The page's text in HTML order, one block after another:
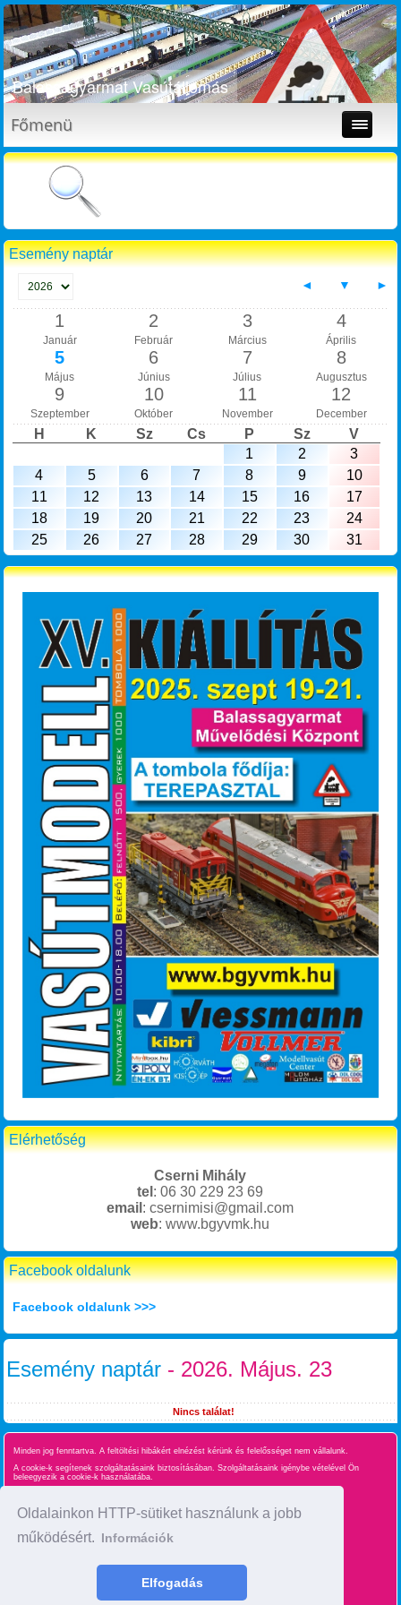
Oldalainkon HTTP-sütiket használunk a jobb
működésért. Információk
Elfogadás
Balassagyarmat Vasútállomás
Főmenü
Esemény naptár
◄ ▼ ►
1
Január
2
Február
3
Március
4
Április
5
Május
6
Június
7
Július
8
Augusztus
9
Szeptember
10
Október
11
November
12
December
H K Sz Cs P Sz
V
1
2
3
4
5 6 7 8 9
10
11
12 13 14 15 16
17
18
19 20 21 22 23
24
25
26 27 28 29 30 31
Elérhetőség
Cserni Mihály
tel : 06 30 229 23 69
email : csernimisi@gmail.com
web: www.bgyvmk.hu
Facebook oldalunk
Facebook oldalunk >>>
Esemény naptár - 2026. Május. 23
Nincs találat!
Minden jog fenntartva. A feltöltési hibákért elnézést kérünk és felelősséget nem vállalunk.
A cookie-k segítenek szolgáltatásaink biztosításában. Szolgáltatásaink igénybe vételével Ön
beleegyezik a cookie-k használatába.
Oldaltérkép